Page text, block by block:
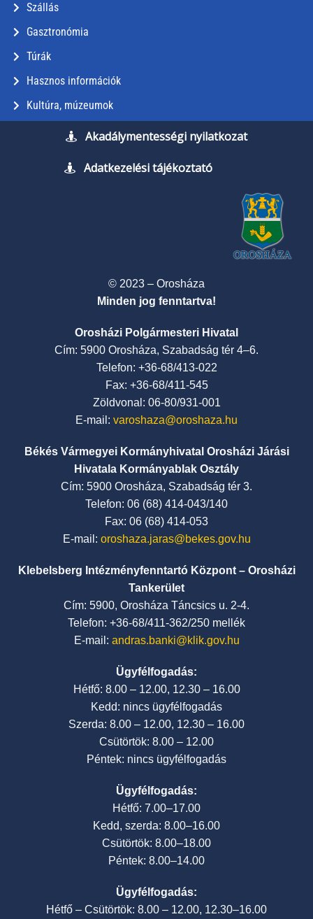
Szállás
Gasztronómia
Túrák
Hasznos információk
Kultúra, múzeumok
Akadálymentességi nyilatkozat
Adatkezelési tájékoztató
© 2023 – Orosháza
Minden jog fenntartva!
Orosházi Polgármesteri Hivatal
Cím: 5900 Orosháza, Szabadság tér 4–6.
Telefon: +36-68/413-022
Fax: +36-68/411-545
Zöldvonal: 06-80/931-001
E-mail: varoshaza@oroshaza.hu
Békés Vármegyei Kormányhivatal Orosházi Járási
Hivatala Kormányablak Osztály
Cím: 5900 Orosháza, Szabadság tér 3.
Telefon: 06 (68) 414-043/140
Fax: 06 (68) 414-053
E-mail: oroshaza.jaras@bekes.gov.hu
Klebelsberg Intézményfenntartó Központ – Orosházi
Tankerület
Cím: 5900, Orosháza Táncsics u. 2-4.
Telefon: +36-68/411-362/250 mellék
E-mail: andras.banki@klik.gov.hu
Ügyfélfogadás:
Hétfő: 8.00 – 12.00, 12.30 – 16.00
Kedd: nincs ügyfélfogadás
Szerda: 8.00 – 12.00, 12.30 – 16.00
Csütörtök: 8.00 – 12.00
Péntek: nincs ügyfélfogadás
Ügyfélfogadás:
Hétfő: 7.00–17.00
Kedd, szerda: 8.00–16.00
Csütörtök: 8.00–18.00
Péntek: 8.00–14.00
Ügyfélfogadás:
Hétfő – Csütörtök: 8.00 – 12.00, 12.30–16.00